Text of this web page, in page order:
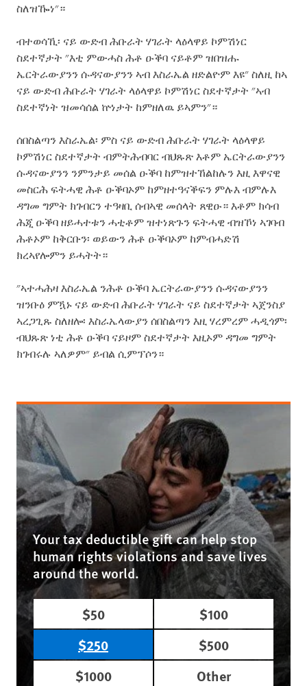
ስለዝዀነ"።
ብተወሳኺ፡ ናይ ውድብ ሕቡራት ሃገራት ላዕላዋይ ኮምሽነር
ስደተኛታት "እቲ ምውሓስ ሕቶ ዑቕባ ናይቶም ዝበዝሑ
ኤርትራውያንን ሱዳናውያንን ኣብ እስራኤል ዘድልዮም እዩ" ስለዚ ከኣ
ናይ ውድብ ሕቡራት ሃገራት ላዕላዋይ ኮምሽነር ስደተኛታት "ኣብ
ስደተኛነት ዝመሳሰል ኵነታት ከምዘለዉ ይኣምን"።
ሰበስልጣን እስራኤል፡ ምስ ናይ ውድብ ሕቡራት ሃገራት ላዕላዋይ
ኮምሽነር ስደተኛታት ብምትሕብባር ብህጹጽ እቶም ኤርትራውያንን
ሱዳናውያንን ንምንታይ መሰል ዑቕባ ከምዝተኸልከሉን እዚ እዋናዊ
መስርሕ ፍትሓዊ ሕቶ ዑቕባኦም ከምዘተዓናቕፍን ምሉእ ብምሉእ
ዳግመ ግምት ክገብርን ተዓዛቢ ሰብኣዊ መሰላት ጸዊዑ። እቶም ክሳብ
ሕጂ ዑቕባ ዘይሓተቱን ሓቲቶም ዝተነጽጉን ፍትሓዊ ብዝኾነ ኣገባብ
ሕቶኦም ከቅርቡን፡ ወይውን ሕቶ ዑቕባኦም ከምብሓድሽ
ክረኣየሎምን ይሓትት።
"ኣተሓሕዛ እስራኤል ንሕቶ ዑቕባ ኤርትራውያንን ሱዳናውያንን
ዝንቡዕ ምዃኑ ናይ ውድብ ሕቡራት ሃገራት ናይ ስደተኛታት ኣጀንስያ
ኣረጋጊጹ ስለዘሎ፡ እስራኤላውያን ሰበስልጣን እዚ ሃረምረም ሓዲጎም፡
ብህጹጽ ነቲ ሕቶ ዑቕባ ናይዞም ስደተኛታት እዚኦም ዳግመ ግምት
ክገብሩሉ ኣለዎም" ይብል ሲምፕሶን።
Your tax deductible gift can help stop
human rights violations and save lives
around the world.
$50
$100
$250
$500
$1000
Other